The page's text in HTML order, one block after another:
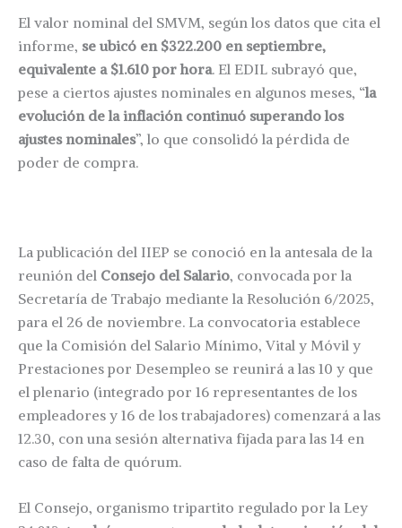
El valor nominal del SMVM, según los datos que cita el
informe, se ubicó en $322.200 en septiembre,
equivalente a $1.610 por hora. El EDIL subrayó que,
pese a ciertos ajustes nominales en algunos meses, “la
evolución de la inflación continuó superando los
ajustes nominales”, lo que consolidó la pérdida de
poder de compra.
La publicación del IIEP se conoció en la antesala de la
reunión del Consejo del Salario, convocada por la
Secretaría de Trabajo mediante la Resolución 6/2025,
para el 26 de noviembre. La convocatoria establece
que la Comisión del Salario Mínimo, Vital y Móvil y
Prestaciones por Desempleo se reunirá a las 10 y que
el plenario (integrado por 16 representantes de los
empleadores y 16 de los trabajadores) comenzará a las
12.30, con una sesión alternativa fijada para las 14 en
caso de falta de quórum.
El Consejo, organismo tripartito regulado por la Ley